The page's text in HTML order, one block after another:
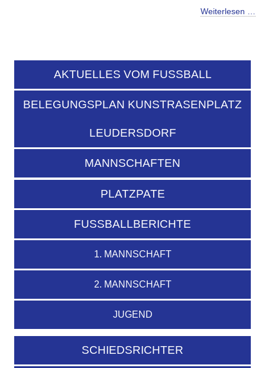
Weiterlesen …
AKTUELLES VOM FUSSBALL
BELEGUNGSPLAN KUNSTRASENPLATZ
LEUDERSDORF
MANNSCHAFTEN
PLATZPATE
FUSSBALLBERICHTE
1. MANNSCHAFT
2. MANNSCHAFT
JUGEND
SCHIEDSRICHTER